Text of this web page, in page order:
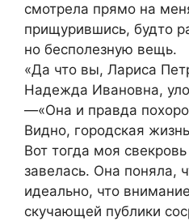
смотрела прямо на
прищурившись, будто
но бесполезную вещь.
«Да что вы, Лариса
Надежда Ивановна,
—«Она и правда
Видно, городская
Вот тогда моя
завелась. Она поняла,
идеально, что
скучающей публики